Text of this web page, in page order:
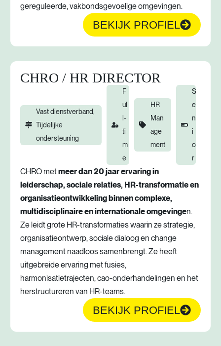
gereguleerde, vakbondsgevoelige omgevingen.
BEKIJK PROFIEL
CHRO / HR DIRECTOR
Vast dienstverband,
Tijdelijke
ondersteuning
F
ul
l-
ti
m
e
HR
Man
age
ment
S
e
n
i
o
r
CHRO metmeer dan 20 jaar ervaring in
leiderschap, sociale relaties, HR-transformatie en
organisatieontwikkeling binnen complexe,
multidisciplinaire en internationale omgevingen.
Ze leidt grote HR-transformaties waarin ze strategie,
organisatieontwerp, sociale dialoog en change
management naadloos samenbrengt. Ze heeft
uitgebreide ervaring met fusies,
harmonisatietrajecten, cao-onderhandelingen en het
herstructureren van HR-teams.
BEKIJK PROFIEL